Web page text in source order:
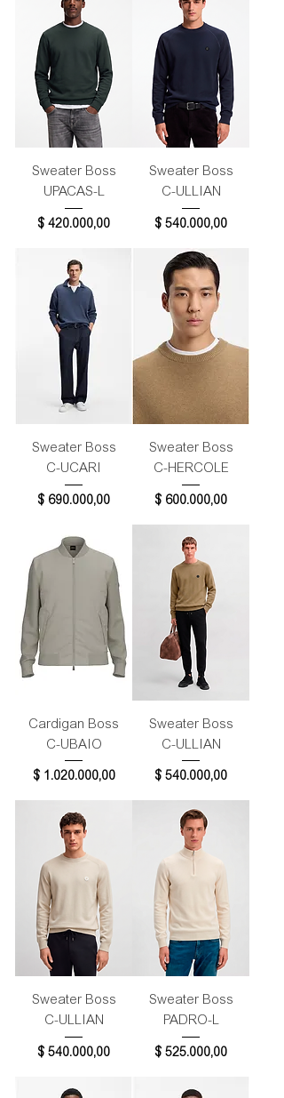
Sweater Boss
UPACAS-L
Precio
$ 420.000,00
Sweater Boss
C-ULLIAN
Precio
$ 540.000,00
Sweater Boss
C-UCARI
Precio
$ 690.000,00
Sweater Boss
C-HERCOLE
Precio
$ 600.000,00
Cardigan Boss
C-UBAIO
Precio
$ 1.020.000,00
Sweater Boss
C-ULLIAN
Precio
$ 540.000,00
Sweater Boss
C-ULLIAN
Precio
$ 540.000,00
Sweater Boss
PADRO-L
Precio
$ 525.000,00